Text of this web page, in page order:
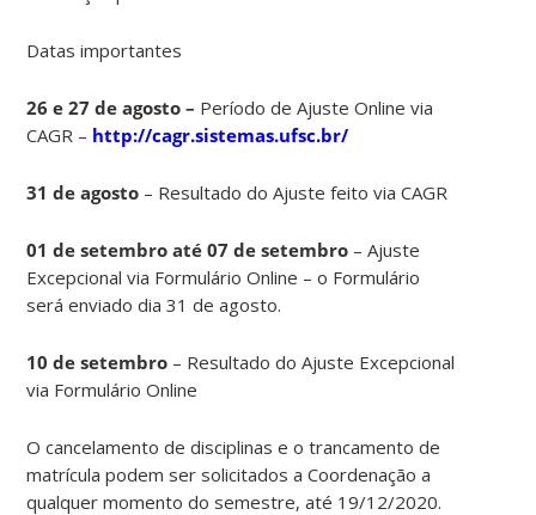
Datas importantes
26 e 27 de agosto – Período de Ajuste Online via
CAGR – http://cagr.sistemas.ufsc.br/
31 de agosto – Resultado do Ajuste feito via CAGR
01 de setembro até 07 de setembro – Ajuste
Excepcional via Formulário Online – o Formulário
será enviado dia 31 de agosto.
10 de setembro – Resultado do Ajuste Excepcional
via Formulário Online
O cancelamento de disciplinas e o trancamento de
matrícula podem ser solicitados a Coordenação a
qualquer momento do semestre, até 19/12/2020.